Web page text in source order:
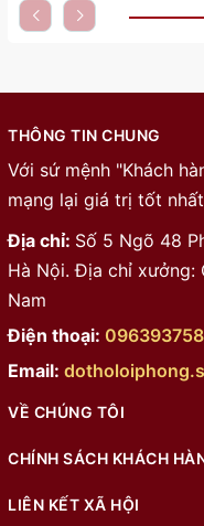
THÔNG TIN CHUNG
Với sứ mệnh "Khách
mạng lại giá trị tốt nhất
Địa chỉ: Số 5 Ngõ 48
Hà Nội. Địa chỉ xưởng:
Nam
Điện thoại:
Email:
VỀ CHÚNG TÔI
CHÍNH SÁCH KHÁCH
LIÊN KẾT XÃ HỘI